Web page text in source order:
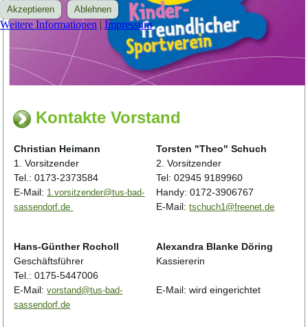
Kontakte Vorstand
Christian Heimann
1. Vorsitzender
Tel.: 0173-2373584
E-Mail: 1.vorsitzender@tus-bad-
sassendorf.de
Torsten "Theo" Schuch
2. Vorsitzender
Tel: 02945 9189960
Handy: 0172-3906767
E-Mail:tschuch1@freenet.de
Hans-Günther Rocholl
Geschäftsführer
Tel.: 0175-5447006
E-Mail:vorstand@tus-bad-
sassendorf.de
Alexandra Blanke Döring
Kassiererin
E-Mail: wird eingerichtet
Akzeptieren Ablehnen
Weitere Informationen | Impressum